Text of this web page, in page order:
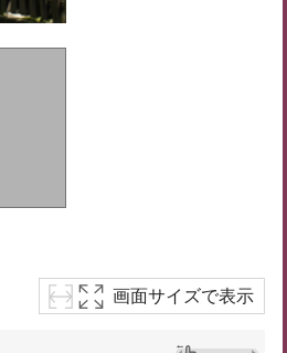
画面サイズで表示